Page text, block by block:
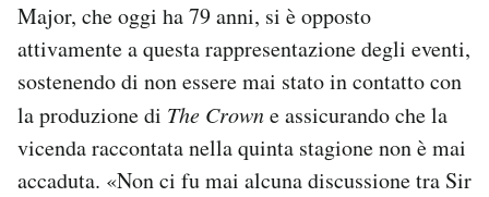
Major, che oggi ha 79 anni, si è opposto
attivamente a questa rappresentazione degli eventi,
sostenendo di non essere mai stato in contatto con
la produzione di The Crowne assicurando che la
vicenda raccontata nella quinta stagione non è mai
accaduta. «Non ci fu mai alcuna discussione tra Sir